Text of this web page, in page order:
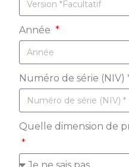
Année
Numéro de série
Quelle dimension de